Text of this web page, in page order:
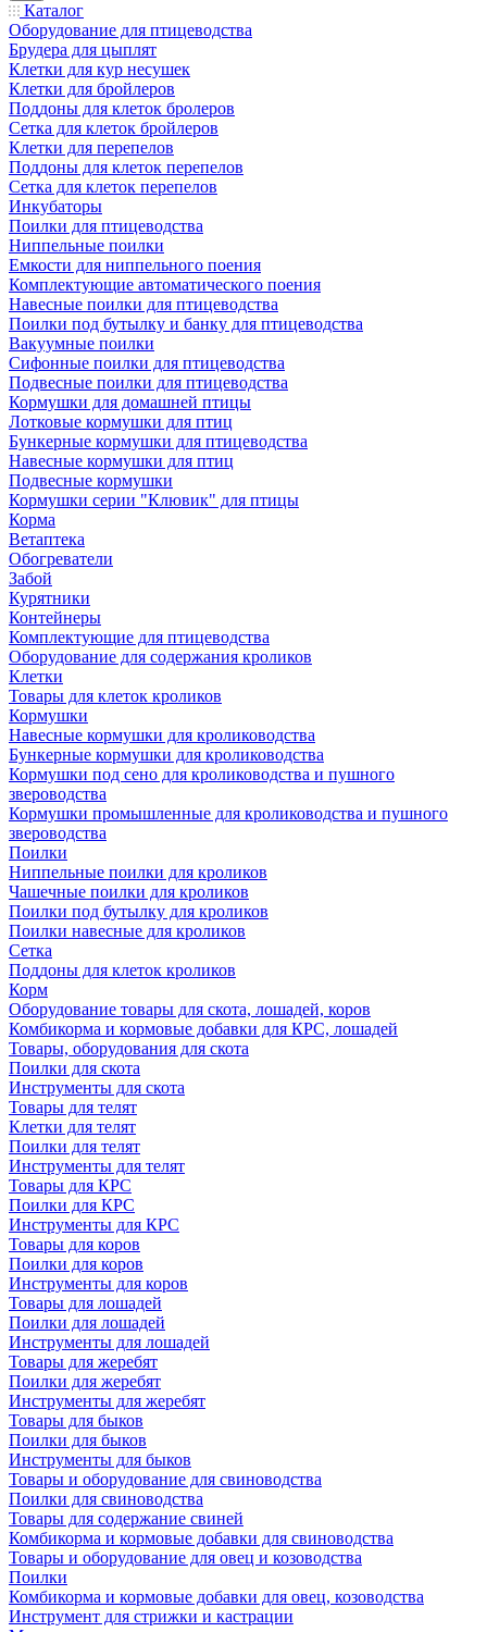
Каталог
Оборудование для птицеводства
Брудера для цыплят
Клетки для кур несушек
Клетки для бройлеров
Поддоны для клеток бролеров
Сетка для клеток бройлеров
Клетки для перепелов
Поддоны для клеток перепелов
Сетка для клеток перепелов
Инкубаторы
Поилки для птицеводства
Ниппельные поилки
Емкости для ниппельного поения
Комплектующие автоматического поения
Навесные поилки для птицеводства
Поилки под бутылку и банку для птицеводства
Вакуумные поилки
Сифонные поилки для птицеводства
Подвесные поилки для птицеводства
Кормушки для домашней птицы
Лотковые кормушки для птиц
Бункерные кормушки для птицеводства
Навесные кормушки для птиц
Подвесные кормушки
Кормушки серии "Клювик" для птицы
Корма
Ветаптека
Обогреватели
Забой
Курятники
Контейнеры
Комплектующие для птицеводства
Оборудование для содержания кроликов
Клетки
Товары для клеток кроликов
Кормушки
Навесные кормушки для кролиководства
Бункерные кормушки для кролиководства
Кормушки под сено для кролиководства и пушного
звероводства
Кормушки промышленные для кролиководства и пушного
звероводства
Поилки
Ниппельные поилки для кроликов
Чашечные поилки для кроликов
Поилки под бутылку для кроликов
Поилки навесные для кроликов
Сетка
Поддоны для клеток кроликов
Корм
Оборудование товары для скота, лошадей, коров
Комбикорма и кормовые добавки для КРС, лошадей
Товары, оборудования для скота
Поилки для скота
Инструменты для скота
Товары для телят
Клетки для телят
Поилки для телят
Инструменты для телят
Товары для КРС
Поилки для КРС
Инструменты для КРС
Товары для коров
Поилки для коров
Инструменты для коров
Товары для лошадей
Поилки для лошадей
Инструменты для лошадей
Товары для жеребят
Поилки для жеребят
Инструменты для жеребят
Товары для быков
Поилки для быков
Инструменты для быков
Товары и оборудование для свиноводства
Поилки для свиноводства
Товары для содержание свиней
Комбикорма и кормовые добавки для свиноводства
Товары и оборудование для овец и козоводства
Поилки
Комбикорма и кормовые добавки для овец, козоводства
Инструмент для стрижки и кастрации